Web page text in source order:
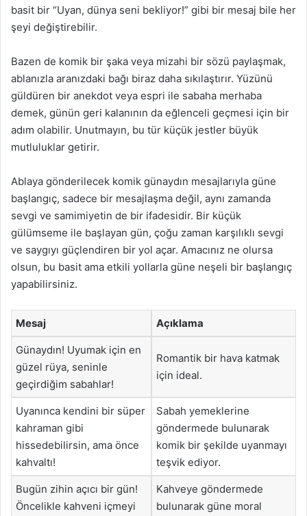
basit bir “Uyan, dünya seni bekliyor!” gibi bir mesaj bile her
şeyi değiştirebilir.
Bazen de komik bir şaka veya mizahi bir sözü paylaşmak,
ablanızla aranızdaki bağı biraz daha sıkılaştırır. Yüzünü
güldüren bir anekdot veya espri ile sabaha merhaba
demek, günün geri kalanının da eğlenceli geçmesi için bir
adım olabilir. Unutmayın, bu tür küçük jestler büyük
mutluluklar getirir.
Ablaya gönderilecek komik günaydın mesajlarıyla güne
başlangıç, sadece bir mesajlaşma değil, aynı zamanda
sevgi ve samimiyetin de bir ifadesidir. Bir küçük
gülümseme ile başlayan gün, çoğu zaman karşılıklı sevgi
ve saygıyı güçlendiren bir yol açar. Amacınız ne olursa
olsun, bu basit ama etkili yollarla güne neşeli bir başlangıç
yapabilirsiniz.
Mesaj Açıklama
Günaydın! Uyumak için en
güzel rüya, seninle
geçirdiğim sabahlar!
Romantik bir hava katmak
için ideal.
Uyanınca kendini bir süper
kahraman gibi
hissedebilirsin, ama önce
kahvaltı!
Sabah yemeklerine
göndermede bulunarak
komik bir şekilde uyanmayı
teşvik ediyor.
Bugün zihin açıcı bir gün!
Öncelikle kahveni içmeyi
Kahveye göndermede
bulunarak güne moral